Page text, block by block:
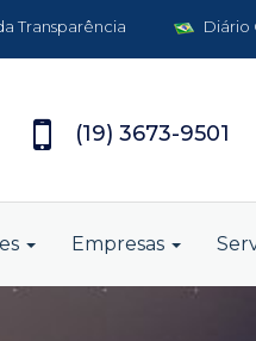
Diário
Transparência
(19) 3673-9501
Empresas